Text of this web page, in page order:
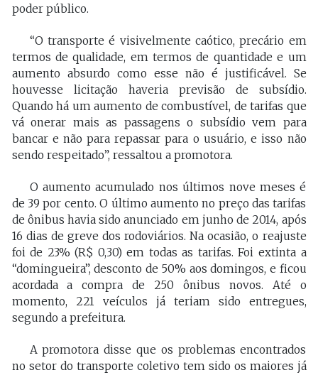
poder público.
“O transporte é visivelmente caótico, precário em
termos de qualidade, em termos de quantidade e um
aumento absurdo como esse não é justificável. Se
houvesse licitação haveria previsão de subsídio.
Quando há um aumento de combustível, de tarifas que
vá onerar mais as passagens o subsídio vem para
bancar e não para repassar para o usuário, e isso não
sendo respeitado”, ressaltou a promotora.
O aumento acumulado nos últimos nove meses é
de 39 por cento. O último aumento no preço das tarifas
de ônibus havia sido anunciado em junho de 2014, após
16 dias de greve dos rodoviários. Na ocasião, o reajuste
foi de 23% (R$ 0,30) em todas as tarifas. Foi extinta a
“domingueira”, desconto de 50% aos domingos, e ficou
acordada a compra de 250 ônibus novos. Até o
momento, 221 veículos já teriam sido entregues,
segundo a prefeitura.
A promotora disse que os problemas encontrados
no setor do transporte coletivo tem sido os maiores já